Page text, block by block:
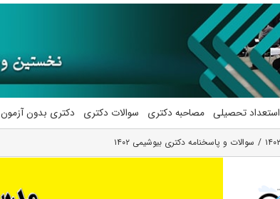
استعداد تحصیلی مصاحبه دکتری سوالات دکتری دکتری بدون آزمون
سوالات و پاسخنامه دکتری بیوشیمی ۱۴۰۲